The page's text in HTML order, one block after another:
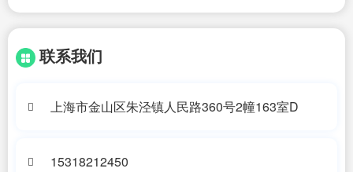
联系我们
上海市金山区朱泾镇人民路360号2幢163室D
15318212450